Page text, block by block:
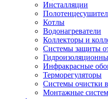
Инсталляции
Котлы
Водонагреватели
Коллекторы и
Системы защиты
Инфракрасные
Терморегуляторы
Системы очистки
Монтажные